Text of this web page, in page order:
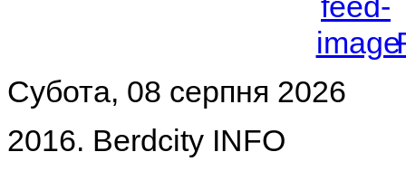
Субота, 08 серпня 2026
2016. Berdcity INFO